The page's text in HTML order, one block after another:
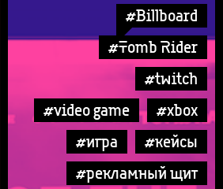
#Billboard
#Tomb Rider
#twitch
#video game
#xbox
#игра
#кейсы
#рекламный щит